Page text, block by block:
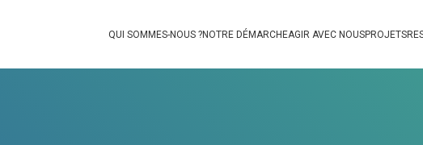
QUI SOMMES-NOUS ?NOTRE DÉMARCHEAGIR AVEC NOUSPROJETS